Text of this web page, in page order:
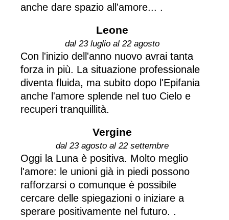
anche dare spazio all'amore... .
Leone
dal 23 luglio al 22 agosto
Con l'inizio dell'anno nuovo avrai tanta
forza in più. La situazione professionale
diventa fluida, ma subito dopo l'Epifania
anche l'amore splende nel tuo Cielo e
recuperi tranquillità.
Vergine
dal 23 agosto al 22 settembre
Oggi la Luna è positiva. Molto meglio
l'amore: le unioni già in piedi possono
rafforzarsi o comunque è possibile
cercare delle spiegazioni o iniziare a
sperare positivamente nel futuro. .